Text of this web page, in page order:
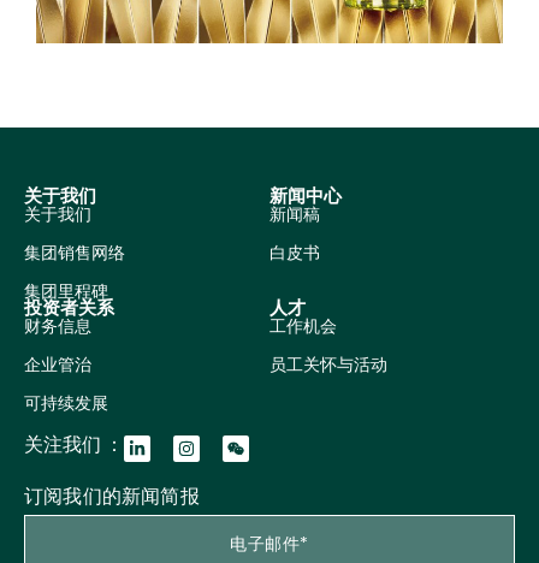
关于我们
关于我们
集团销售网络
集团里程碑
新闻中心
新闻稿
白皮书
投资者关系
财务信息
企业管治
可持续发展
人才
工作机会
员工关怀与活动
关注我们 ：
订阅我们的新闻简报